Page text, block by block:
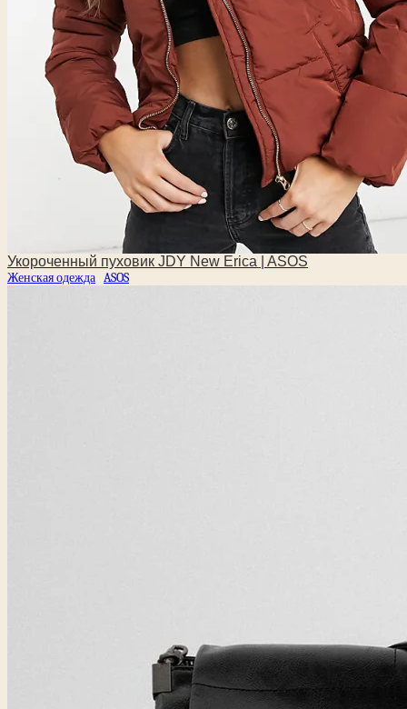
Укороченный пуховик JDY New Erica | ASOS
Женская одежда ASOS